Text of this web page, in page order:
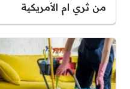
من ثري ام الأمريكية